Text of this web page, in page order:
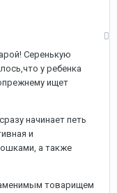
Серенькую
у ребенка
ищет
начинает петь
и
а также
товарищем